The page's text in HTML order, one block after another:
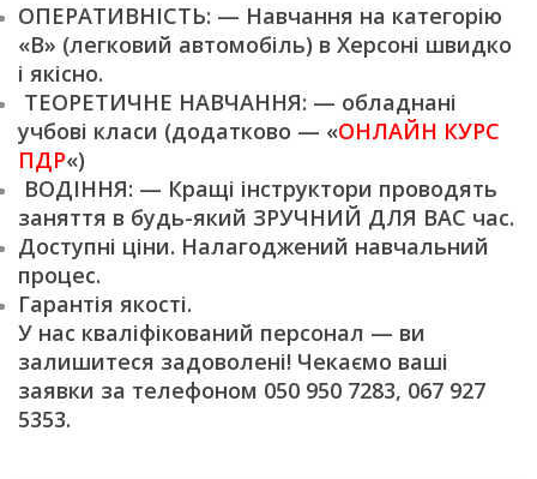
ОПЕРАТИВНІСТЬ: — Навчання на категорію
«В» (легковий автомобіль) в Херсоні швидко
і якісно.
ТЕОРЕТИЧНЕ НАВЧАННЯ: — обладнані
учбові класи (додатково — «ОНЛАЙН КУРС
ПДР«)
ВОДІННЯ: — Кращі інструктори проводять
заняття в будь-який ЗРУЧНИЙ ДЛЯ ВАС час.
Доступні ціни. Налагоджений навчальний
процес.
Гарантія якості.
У нас кваліфікований персонал — ви
залишитеся задоволені! Чекаємо ваші
заявки за телефоном 050 950 7283, 067 927
5353.